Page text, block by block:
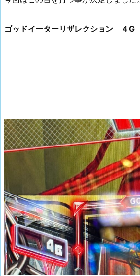
ゴッドイーターリザレクション ４G